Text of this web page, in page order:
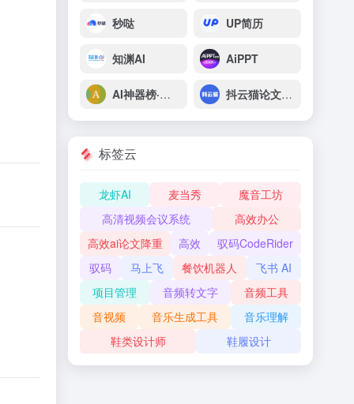
秒哒 UP简历
知渊AI AiPPT
AI神器榜·脑榜 抖云猫论文AI助手
标签云
龙虾AI 麦当秀
魔音工坊
高清视频会议系统
高效办公
高效ai论文降重
高效
驭码CodeRider
驭码
马上飞 餐饮机器人
飞书 AI
项目管理
音频转文字
音频工具
音视频
音乐生成工具
音乐理解
鞋类设计师
鞋履设计